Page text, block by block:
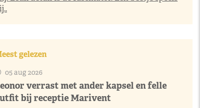
gelezen
05 aug 2026
verrast met ander kapsel en felle
bij receptie Marivent